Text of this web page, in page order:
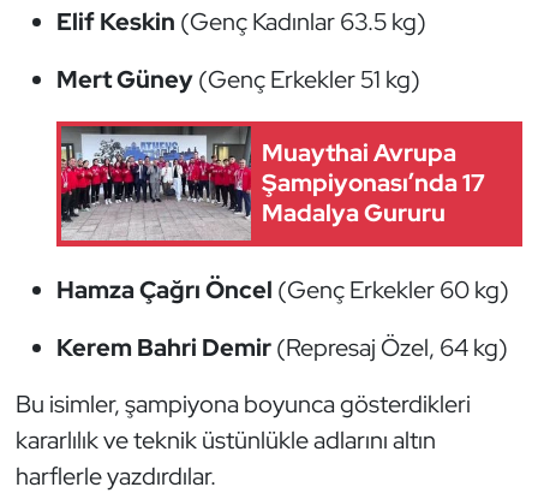
Elif Keskin (Genç Kadınlar 63.5 kg)
Mert Güney(Genç Erkekler 51 kg)
Muaythai Avrupa
Şampiyonası’nda 17
Madalya Gururu
Hamza Çağrı Öncel (Genç Erkekler 60 kg)
Kerem Bahri Demir(Represaj Özel, 64 kg)
Bu isimler, şampiyona boyunca gösterdikleri
kararlılık ve teknik üstünlükle adlarını altın
harflerle yazdırdılar.
Hentbol
İşitme Engelli Sporcular
Judo ve Kuraş
Kano ve Rafting
Karate
Kayak
Kempo
Kick Boks